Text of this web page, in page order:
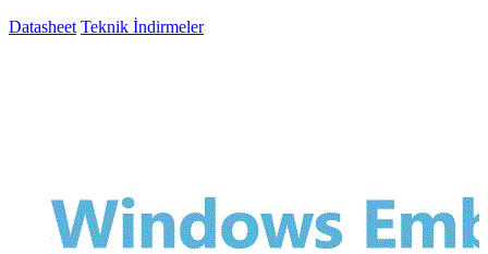
Datasheet Teknik İndirmeler